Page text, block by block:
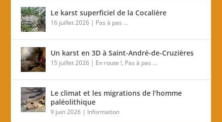
Le karst superficiel de la Cocalière
16 juillet 2026 | Pas à pas ...
Un karst en 3D à Saint-André-de-Cruzières
15 juillet 2026 | En route !, Pas à pas ...
Le climat et les migrations de l’homme
paléolithique
9 juin 2026 | Information